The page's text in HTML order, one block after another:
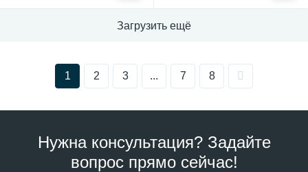
Загрузить ещё
1 2 3 ... 7 8
Нужна консультация? Задайте
вопрос прямо сейчас!